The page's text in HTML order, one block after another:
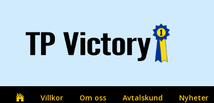
Villkor Om oss Avtalskund Nyheter